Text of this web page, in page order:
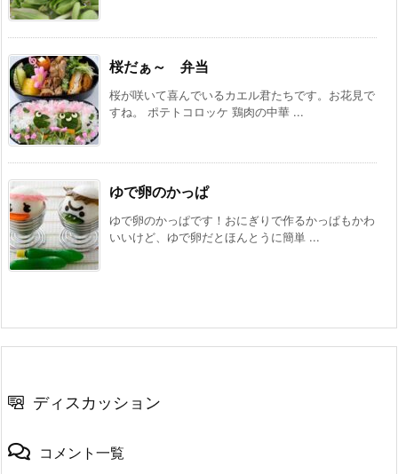
桜だぁ～ 弁当
桜が咲いて喜んでいるカエル君たちです。お花見で
すね。 ポテトコロッケ 鶏肉の中華 ...
ゆで卵のかっぱ
ゆで卵のかっぱです！おにぎりで作るかっぱもかわ
いいけど、ゆで卵だとほんとうに簡単 ...
ディスカッション
コメント一覧